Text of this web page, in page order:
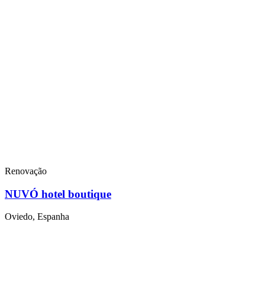
Renovação
NUVÓ hotel boutique
Oviedo, Espanha